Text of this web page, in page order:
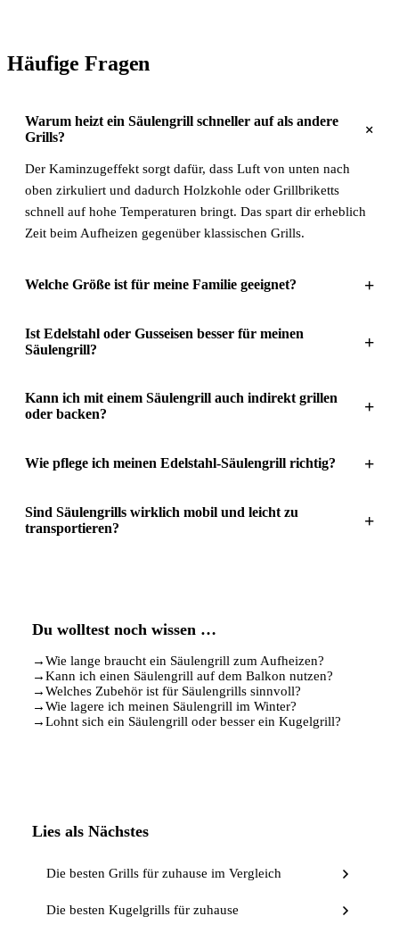
Häufige Fragen
Warum heizt ein Säulengrill schneller auf als andere
Grills?
+
Der Kaminzugeffekt sorgt dafür, dass Luft von unten nach
oben zirkuliert und dadurch Holzkohle oder Grillbriketts
schnell auf hohe Temperaturen bringt. Das spart dir erheblich
Zeit beim Aufheizen gegenüber klassischen Grills.
Welche Größe ist für meine Familie geeignet? +
Ist Edelstahl oder Gusseisen besser für meinen
Säulengrill?
+
Kann ich mit einem Säulengrill auch indirekt grillen
oder backen?
+
Wie pflege ich meinen Edelstahl-Säulengrill richtig? +
Sind Säulengrills wirklich mobil und leicht zu
transportieren?
+
Du wolltest noch wissen …
→Wie lange braucht ein Säulengrill zum Aufheizen?
→Kann ich einen Säulengrill auf dem Balkon nutzen?
→Welches Zubehör ist für Säulengrills sinnvoll?
→Wie lagere ich meinen Säulengrill im Winter?
→Lohnt sich ein Säulengrill oder besser ein Kugelgrill?
Lies als Nächstes
Die besten Grills für zuhause im Vergleich
Die besten Kugelgrills für zuhause